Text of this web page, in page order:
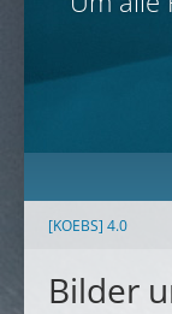
[KOEBS] 4.0
Bilder